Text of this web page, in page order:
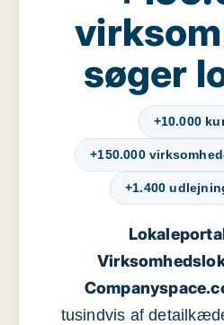
søger
+10.000
+150.000
+1.400
tusindvis af